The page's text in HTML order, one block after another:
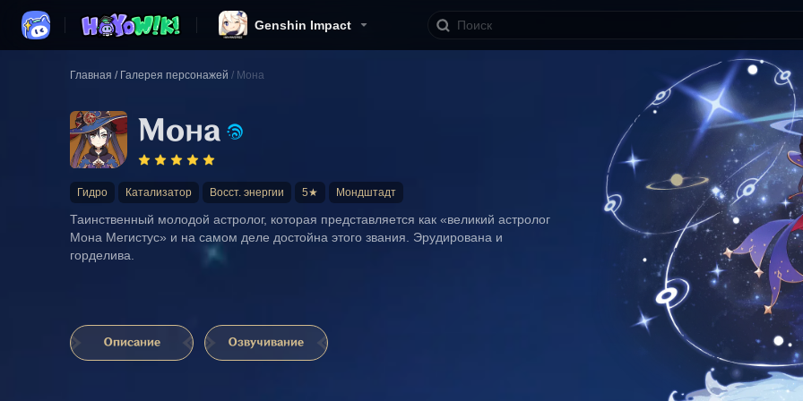
Genshin Impact
Главная / Галерея персонажей / Мона
Мона
Гидро Катализатор Восст. энергии 5★ Мондштадт
Таинственный молодой астролог, которая представляется как «великий астролог
Мона Мегистус» и на самом деле достойна этого звания. Эрудирована и
горделива.
Описание Озвучивание